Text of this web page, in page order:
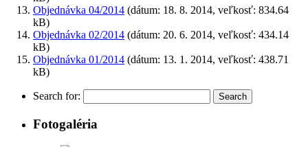
Objednávka 04/2014 (dátum: 18. 8. 2014, veľkosť: 834.64
kB)
Objednávka 02/2014 (dátum: 20. 6. 2014, veľkosť: 434.14
kB)
Objednávka 01/2014 (dátum: 13. 1. 2014, veľkosť: 438.71
kB)
Search for:
Fotogaléria